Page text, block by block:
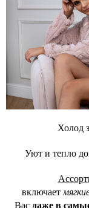
Холод
Уют и тепло
включает
Вас даже в